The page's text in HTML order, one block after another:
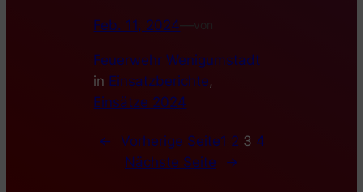
Feb. 11, 2024—von
Feuerwehr Wenigumstadt
in Einsatzberichte
Einsätze 2024
← Vorherige Seite1 2 3 4
Nächste Seite
→